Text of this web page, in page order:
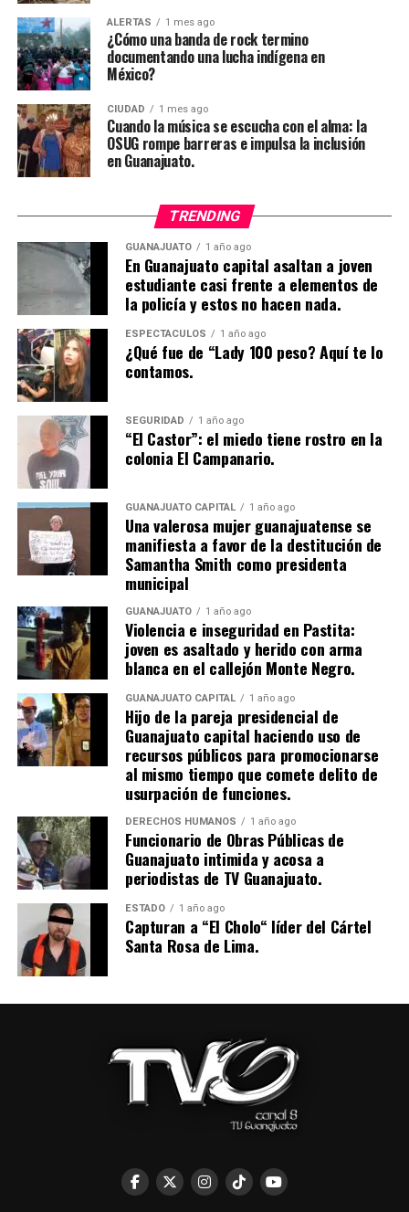
ALERTAS 1 mes ago
¿Cómo una banda de rock termino
documentando una lucha indígena en
México?
CIUDAD 1 mes ago
Cuando la música se escucha con el alma: la
OSUG rompe barreras e impulsa la inclusión
en Guanajuato.
TRENDING
GUANAJUATO 1 año ago
En Guanajuato capital asaltan a joven
estudiante casi frente a elementos de
la policía y estos no hacen nada.
ESPECTÁCULOS 1 año ago
¿Qué fue de “Lady 100 peso? Aquí te lo
contamos.
SEGURIDAD 1 año ago
“El Castor”: el miedo tiene rostro en la
colonia El Campanario.
GUANAJUATO CAPITAL 1 año ago
Una valerosa mujer guanajuatense se
manifiesta a favor de la destitución de
Samantha Smith como presidenta
municipal
GUANAJUATO 1 año ago
Violencia e inseguridad en Pastita:
joven es asaltado y herido con arma
blanca en el callejón Monte Negro.
GUANAJUATO CAPITAL 1 año ago
Hijo de la pareja presidencial de
Guanajuato capital haciendo uso de
recursos públicos para promocionarse
al mismo tiempo que comete delito de
usurpación de funciones.
DERECHOS HUMANOS 1 año ago
Funcionario de Obras Públicas de
Guanajuato intimida y acosa a
periodistas de TV Guanajuato.
ESTADO 1 año ago
Capturan a “El Cholo“ líder del Cártel
Santa Rosa de Lima.